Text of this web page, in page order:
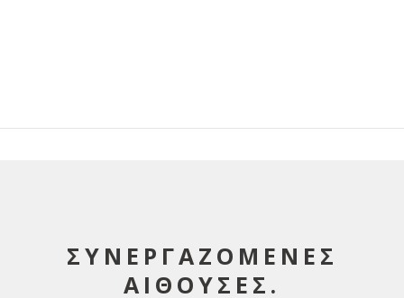
ΣΥΝΕΡΓΑΖΟΜΕΝΕΣ
ΑΙΘΟΥΣΕΣ.